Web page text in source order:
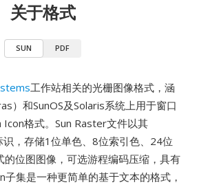
关于格式
SUN PDF
工作站相关的光栅图像格式，涵
）和SunOS及Solaris系统上用于窗口
Icon格式。Sun Raster文件以其
，存储1位单色、8位索引色、24位
的位图图像，可选游程编码压缩，具有
集是一种更简单的基于文本的格式，